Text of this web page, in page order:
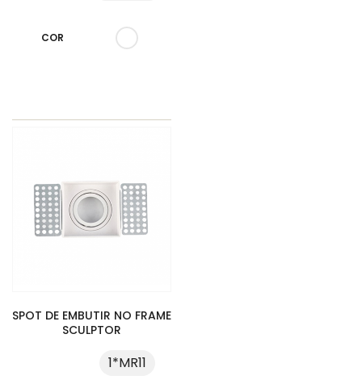
COR
SPOT DE EMBUTIR NO FRAME
SCULPTOR
1*MR11